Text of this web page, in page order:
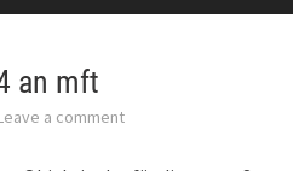
an mft
a comment